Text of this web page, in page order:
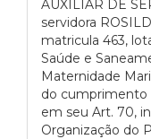
AUXILIAR DE
servidora
matricula 463,
Saúde e
Maternidade
do cumprimento
em seu Art. 70,
Organização do